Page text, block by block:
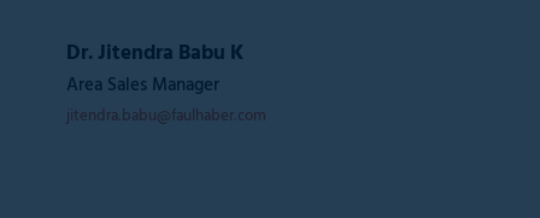
Dr. Jitendra Babu K
Area Sales Manager
jitendra.babu@faulhaber.com